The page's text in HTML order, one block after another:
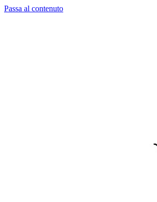
Passa al contenuto